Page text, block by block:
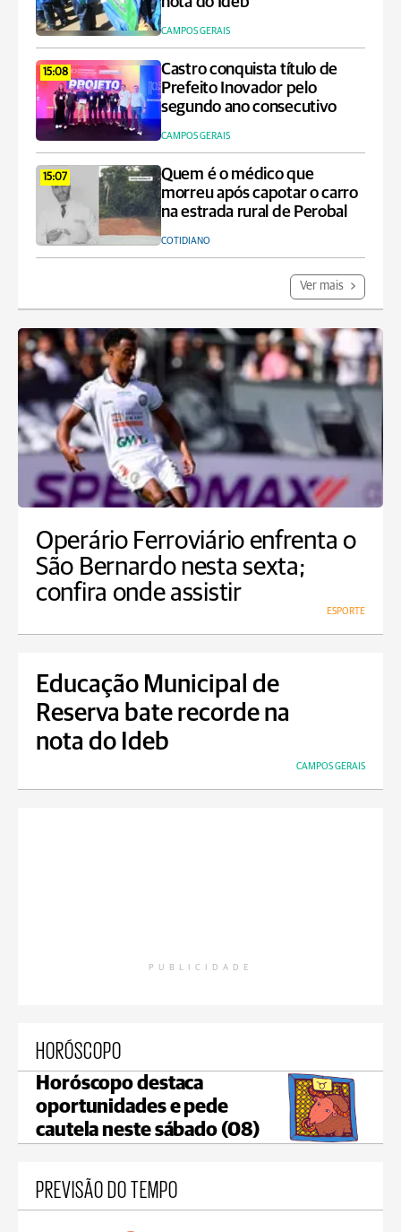
CAMPOS GERAIS
15:08
Castro conquista título de
Prefeito Inovador pelo
segundo ano consecutivo
CAMPOS GERAIS
15:07
Quem é o médico que
morreu após capotar o carro
na estrada rural de Perobal
COTIDIANO
Ver mais
Operário Ferroviário enfrenta o
São Bernardo nesta sexta;
confira onde assistir
ESPORTE
Educação Municipal de
Reserva bate recorde na
nota do Ideb
CAMPOS GERAIS
PUBLICIDADE
HORÓSCOPO
Horóscopo destaca
oportunidades e pede
cautela neste sábado (08)
PREVISÃO DO TEMPO